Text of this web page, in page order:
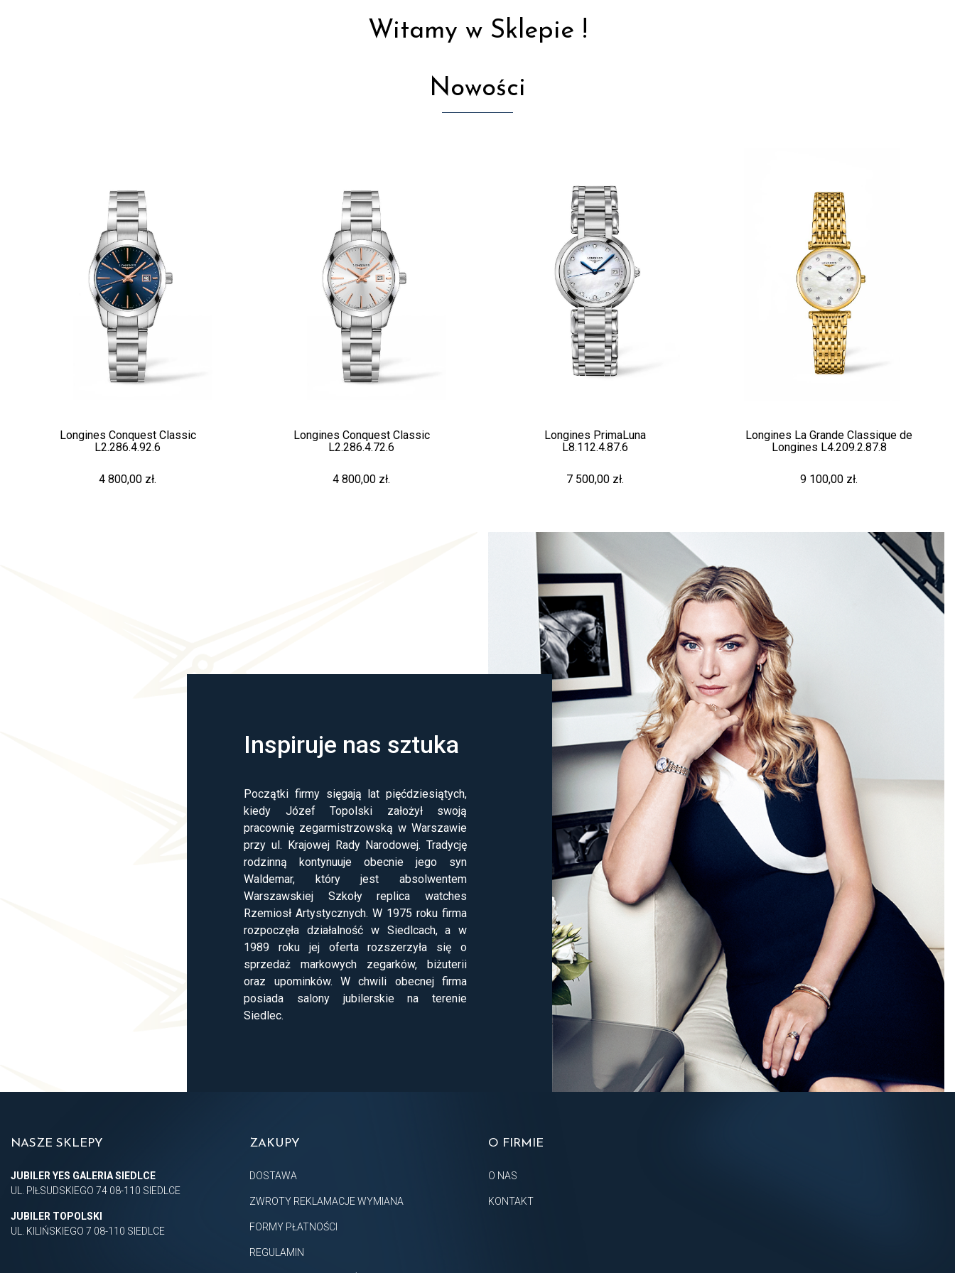
Witamy w Sklepie !
Nowości
Classic
Longines Conquest Classic
Longines PrimaLuna
Longines La Grande Classique de
Tissot
Inspiruje nas sztuka
Początki firmy sięgają lat pięćdziesiątych,
kiedy Józef Topolski założył swoją
pracownię zegarmistrzowską w Warszawie
przy ul. Krajowej Rady Narodowej. Tradycję
rodzinną kontynuuje obecnie jego syn
Waldemar, który jest absolwentem
Warszawskiej Szkołyreplica watches
Rzemiosł Artystycznych. W 1975 roku firma
rozpoczęła działalność w Siedlcach, a w
1989 roku jej oferta rozszerzyła się o
sprzedaż markowych zegarków, biżuterii
oraz upominków. W chwili obecnej firma
posiada salony jubilerskie na terenie
Siedlec.
NASZE SKLEPY
JUBILER YES GALERIA SIEDLCE
UL. PIŁSUDSKIEGO 74 08-110 SIEDLCE
JUBILER TOPOLSKI
UL. KILIŃSKIEGO 7 08-110 SIEDLCE
ZAKUPY
DOSTAWA
ZWROTY REKLAMACJE WYMIANA
FORMY PŁATNOŚCI
REGULAMIN
O FIRMIE
O NAS
KONTAKT